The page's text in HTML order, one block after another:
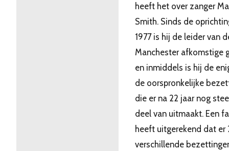
heeft het over zanger
Smith. Sinds de
1977 is hij de leider van
Manchester afkomstige
en inmiddels is hij de
de oorspronkelijke
die er na 22 jaar nog
deel van uitmaakt. Een
heeft uitgerekend dat er
verschillende